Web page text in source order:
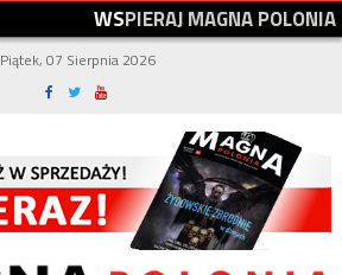
WSPIERAJMAGNAPOLONIA
Piątek, 07 Sierpnia 2026